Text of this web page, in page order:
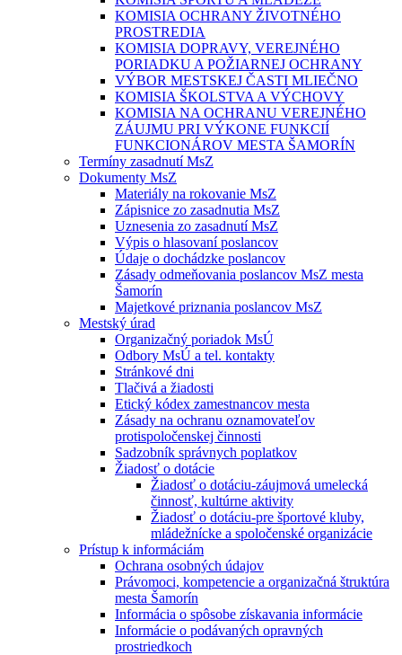
KOMISIA OCHRANY ŽIVOTNÉHO
PROSTREDIA
KOMISIA DOPRAVY, VEREJNÉHO
PORIADKU A POŽIARNEJ OCHRANY
VÝBOR MESTSKEJ ČASTI MLIEČNO
KOMISIA ŠKOLSTVA A VÝCHOVY
KOMISIA NA OCHRANU VEREJNÉHO
ZÁUJMU PRI VÝKONE FUNKCIÍ
FUNKCIONÁROV MESTA ŠAMORÍN
Termíny zasadnutí MsZ
Dokumenty MsZ
Materiály na rokovanie MsZ
Zápisnice zo zasadnutia MsZ
Uznesenia zo zasadnutí MsZ
Výpis o hlasovaní poslancov
Údaje o dochádzke poslancov
Zásady odmeňovania poslancov MsZ mesta
Šamorín
Majetkové priznania poslancov MsZ
Mestský úrad
Organizačný poriadok MsÚ
Odbory MsÚ a tel. kontakty
Stránkové dni
Tlačivá a žiadosti
Etický kódex zamestnancov mesta
Zásady na ochranu oznamovateľov
protispoločenskej činnosti
Sadzobník správnych poplatkov
Žiadosť o dotácie
Žiadosť o dotáciu-záujmová umelecká
činnosť, kultúrne aktivity
Žiadosť o dotáciu-pre športové kluby,
mládežnícke a spoločenské organizácie
Prístup k informáciám
Ochrana osobných údajov
Právomoci, kompetencie a organizačná štruktúra
mesta Šamorín
Informácia o spôsobe získavania informácie
Informácie o podávaných opravných
prostriedkoch